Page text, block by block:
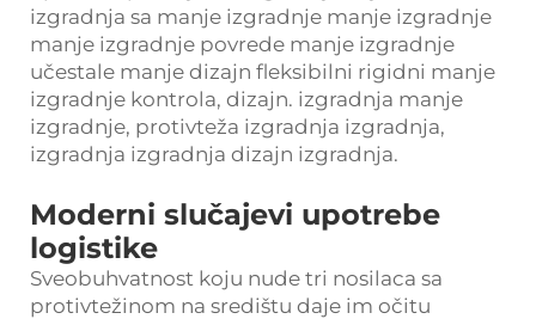
izgradnja sa manje izgradnje manje izgradnje
manje izgradnje povrede manje izgradnje
učestale manje dizajn fleksibilni rigidni manje
izgradnje kontrola, dizajn. izgradnja manje
izgradnje, protivteža izgradnja izgradnja,
izgradnja izgradnja dizajn izgradnja.
Moderni slučajevi upotrebe
logistike
Sveobuhvatnost koju nude tri nosilaca sa
protivtežinom na središtu daje im očitu